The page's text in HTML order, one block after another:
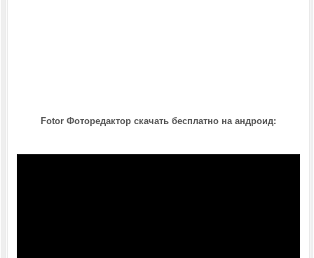
Fotor Фоторедактор скачать бесплатно на андроид: